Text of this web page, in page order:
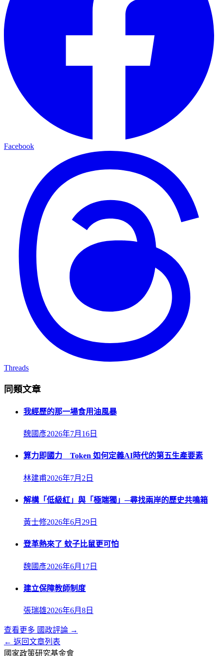
Facebook
Threads
同類文章
我經歷的那一場食用油風暴
魏國彥2026年7月16日
算力即國力 Token 如何定義AI時代的第五生產要素
林建甫2026年7月2日
解構「低級紅」與「極端獨」─尋找兩岸的歷史共鳴箱
黃士修2026年6月29日
登革熱來了 蚊子比鼠更可怕
魏國彥2026年6月17日
建立保障教師制度
張瑞雄2026年6月8日
查看更多 國政評論 →
← 返回文章列表
國家政策研究基金會